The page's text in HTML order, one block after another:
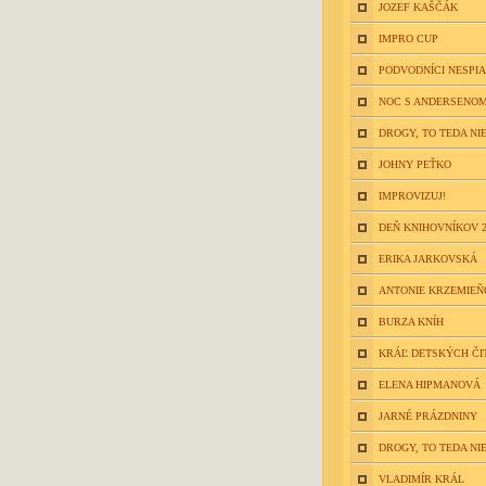
JOZEF KAŠČÁK
IMPRO CUP
PODVODNÍCI NESPIA
NOC S
DROGY, TO TEDA
JOHNY PEŤKO
IMPROVIZUJ!
DEŇ KNIHOVNÍKOV
ERIKA JARKOVSKÁ
ANTONIE
BURZA KNÍH
KRÁĽ DETSKÝCH
ELENA HIPMANOVÁ
JARNÉ PRÁZDNINY
DROGY, TO TEDA
VLADIMÍR KRÁL